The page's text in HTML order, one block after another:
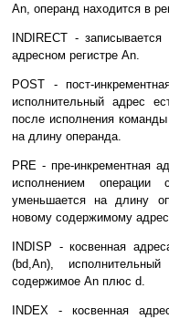
An, операнд находится в
INDIRECT -
адресном регистре An.
POST - пост-
исполнительный адрес
после исполнения команды
на длину операнда.
PRE - пре-инкрементная
исполнением операции
уменьшается на длину
новому содержимому
INDISP - косвенная
(bd,An),
содержимое An плюс d.
INDEX - косвенная